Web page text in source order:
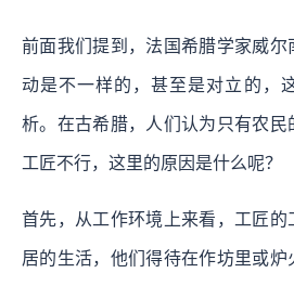
前面我们提到，法国希腊学家威尔
动是不一样的，甚至是对立的，
析。在古希腊，人们认为只有农民
工匠不行，这里的原因是什么呢？
首先，从工作环境上来看，工匠的
居的生活，他们得待在作坊里或